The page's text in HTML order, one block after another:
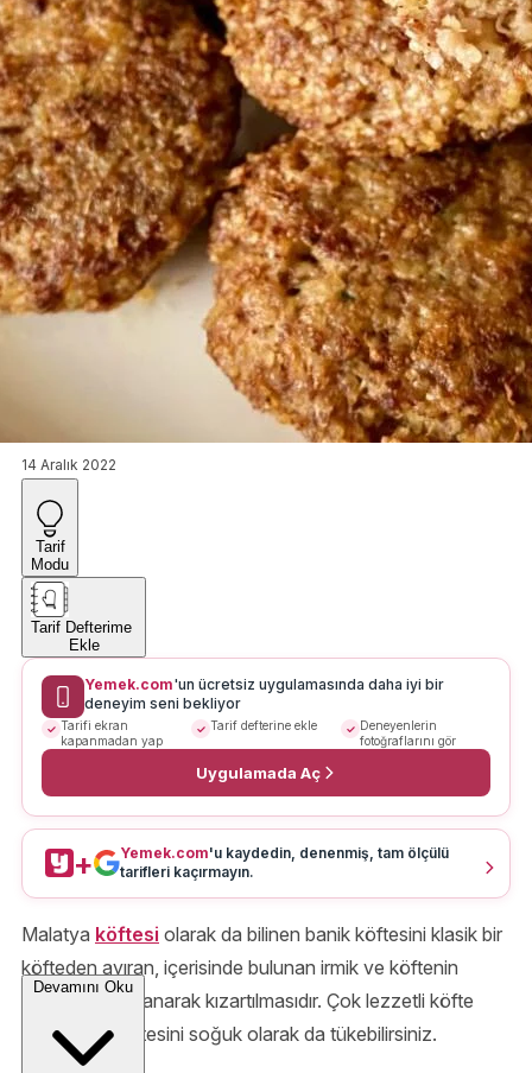
14 Aralık 2022
Tarif
Modu
Tarif Defterime
Ekle
Yemek.com'un ücretsiz uygulamasında daha iyi bir
deneyim seni bekliyor
Tarifi ekran
kapanmadan yap
Tarif defterine ekle
Deneyenlerin
fotoğraflarını gör
Uygulamada Aç
+ Yemek.com'u kaydedin, denenmiş, tam ölçülü
tarifleri kaçırmayın.
Malatya köftesi olarak da bilinen banik köftesini klasik bir
köfteden ayıran, içerisinde bulunan irmik ve köftenin
yumurtaya bulanarak kızartılmasıdır. Çok lezzetli köfte
olan banik köftesini soğuk olarak da tükebilirsiniz.
Devamını Oku